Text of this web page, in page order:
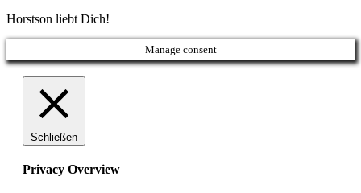
Horstson liebt Dich!
Manage consent
Schließen
Privacy Overview